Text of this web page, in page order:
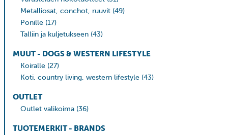
Metalliosat, conchot, ruuvit (49)
Ponille (17)
Talliin ja kuljetukseen (43)
MUUT - DOGS & WESTERN LIFESTYLE
Koiralle (27)
Koti, country living, western lifestyle (43)
OUTLET
Outlet valikoima (36)
TUOTEMERKIT - BRANDS